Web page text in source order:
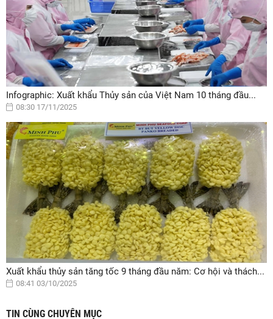
Infographic: Xuất khẩu Thủy sản của Việt Nam 10 tháng đầu...
08:30 17/11/2025
Xuất khẩu thủy sản tăng tốc 9 tháng đầu năm: Cơ hội và thách...
08:41 03/10/2025
TIN CÙNG CHUYÊN MỤC